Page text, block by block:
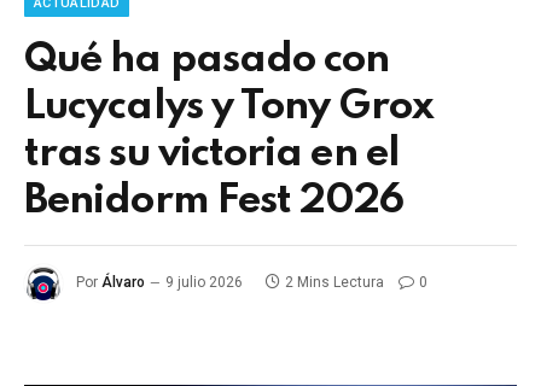
Qué ha pasado con
Lucycalys y Tony Grox
tras su victoria en el
Benidorm Fest 2026
Por Álvaro 9 julio 2026 2 Mins Lectura 0